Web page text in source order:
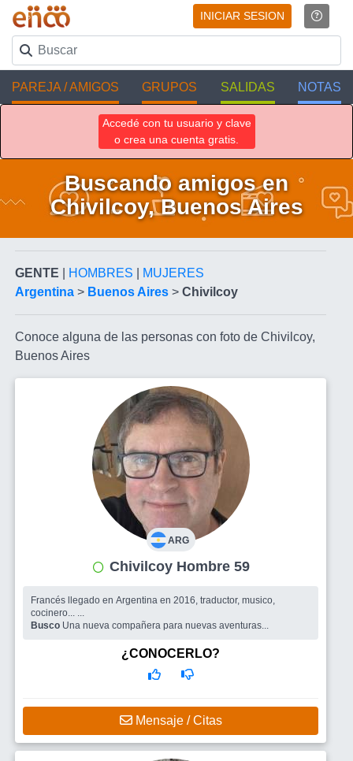
INICIAR SESION
PAREJA / AMIGOS GRUPOS SALIDAS NOTAS
Accedé con tu usuario y clave
o crea una cuenta gratis.
Buscando amigos en
Chivilcoy, Buenos Aires
GENTE HOMBRES
MUJERES
Argentina > Buenos Aires > Chivilcoy
Conoce alguna de las personas con foto de Chivilcoy,
Buenos Aires
ARG
Chivilcoy Hombre 59
Francés llegado en Argentina en 2016, traductor, musico,
cocinero... ...
Busco Una nueva compañera para nuevas aventuras...
¿CONOCERLO?
Mensaje / Citas